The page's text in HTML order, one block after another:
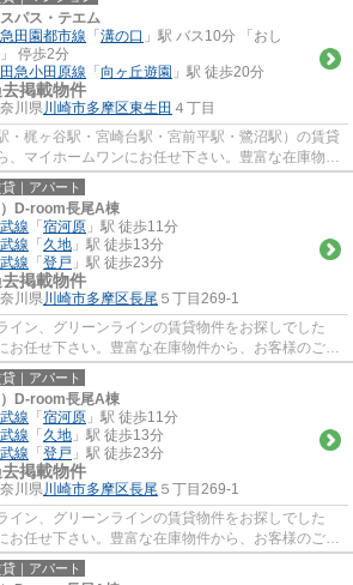
パス・テエム
田園都市線 「 溝の口 」駅 バス10分 「おし
停歩2分
急小田原線 「 向ヶ丘遊園 」駅 徒歩20分
掲載物件
川県川崎市多摩区東生田 ４丁目
・梶ヶ谷駅・宮崎台駅・宮前平駅・鷺沼駅）の賃貸
、マイホームワンにお任せ下さい。豊富な在庫物件
に合うお部屋をご提...
｜アパート
D-room長尾A棟
線 「 宿河原 」駅 徒歩11分
線 「 久地 」駅 徒歩13分
線 「 登戸 」駅 徒歩23分
掲載物件
川県川崎市多摩区長尾 ５丁目269-1
イン、グリーンラインの賃貸物件をお探しでした
お任せ下さい。豊富な在庫物件から、お客様のご要
案致します。
｜アパート
D-room長尾A棟
線 「 宿河原 」駅 徒歩11分
線 「 久地 」駅 徒歩13分
線 「 登戸 」駅 徒歩23分
掲載物件
川県川崎市多摩区長尾 ５丁目269-1
イン、グリーンラインの賃貸物件をお探しでした
お任せ下さい。豊富な在庫物件から、お客様のご要
案致します。
｜アパート